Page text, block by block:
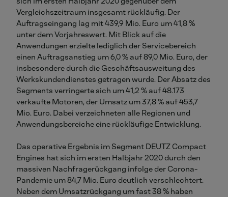
Vergleichszeitraum insgesamt rückläufig. Der
Auftragseingang lag mit 439,9 Mio. Euro um 41,8 %
unter dem Vorjahreswert. Mit Blick auf die
Anwendungen erzielte lediglich der Servicebereich
einen Auftragsanstieg um 6,0 % auf 89,0 Mio. Euro, der
insbesondere durch die Geschäftsausweitung des
Werkskundendienstes getragen wurde. Der Absatz des
Segments verringerte sich um 41,2 % auf 48.173
verkaufte Motoren, der Umsatz um 37,8 % auf 453,7
Mio. Euro. Dabei verzeichneten alle Regionen und
Anwendungsbereiche eine rückläufige Entwicklung.
Das operative Ergebnis im Segment DEUTZ Compact
Engines hat sich im ersten Halbjahr 2020 durch den
massiven Nachfragerückgang infolge der Corona-
Pandemie um 84,7 Mio. Euro deutlich verschlechtert.
Neben dem Umsatzrückgang um fast 38 % haben